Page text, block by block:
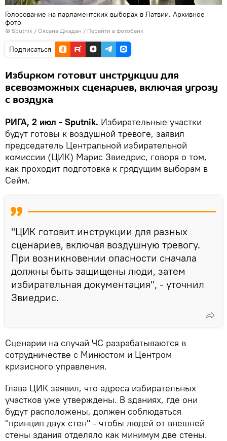
Голосование на парламентских выборах в Латвии. Архивное
фото
© Sputnik / Оксана Джадан / Перейти в фотобанк
Подписаться
Избирком готовит инструкции для
всевозможных сценариев, включая угрозу
с воздуха
РИГА, 2 июл - Sputnik. Избирательные участки
будут готовы к воздушной тревоге, заявил
председатель Центральной избирательной
комиссии (ЦИК) Марис Звиедрис, говоря о том,
как проходит подготовка к грядущим выборам в
Сейм.
"ЦИК готовит инструкции для разных
сценариев, включая воздушную тревогу.
При возникновении опасности сначала
должны быть защищены люди, затем
избирательная документация", - уточнил
Звиедрис.
Сценарии на случай ЧС разрабатываются в
сотрудничестве с Минюстом и Центром
кризисного управления.
Глава ЦИК заявил, что адреса избирательных
участков уже утверждены. В зданиях, где они
будут расположены, должен соблюдаться
"принцип двух стен" - чтобы людей от внешней
стены здания отделяло как минимум две стены.